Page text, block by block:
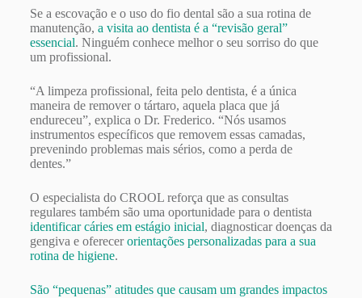
Se a escovação e o uso do fio dental são a sua rotina de
manutenção, a visita ao dentista é a “revisão geral”
essencial. Ninguém conhece melhor o seu sorriso do que
um profissional.
“A limpeza profissional, feita pelo dentista, é a única
maneira de remover o tártaro, aquela placa que já
endureceu”, explica o Dr. Frederico. “Nós usamos
instrumentos específicos que removem essas camadas,
prevenindo problemas mais sérios, como a perda de
dentes.”
O especialista do CROOL reforça que as consultas
regulares também são uma oportunidade para o dentista
identificar cáries em estágio inicial, diagnosticar doenças da
gengiva e oferecerorientações personalizadas para a sua
rotina de higiene.
São “pequenas” atitudes que causam um grandes impactos